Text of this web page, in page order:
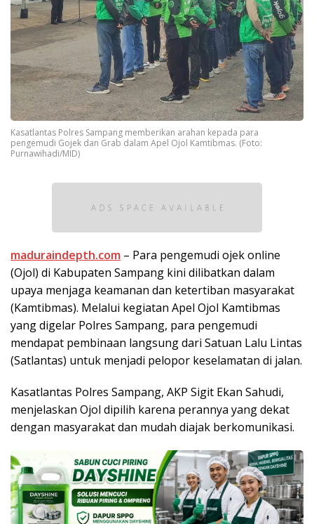
Kasatlantas Polres Sampang memberikan arahan kepada para
pengemudi Gojek dan Grab dalam Apel Ojol Kamtibmas. (Foto:
Purnawihadi/MID)
maduraindepth.com – Para pengemudi ojek online
(Ojol) di Kabupaten Sampang kini dilibatkan dalam
upaya menjaga keamanan dan ketertiban masyarakat
(Kamtibmas). Melalui kegiatan Apel Ojol Kamtibmas
yang digelar Polres Sampang, para pengemudi
mendapat pembinaan langsung dari Satuan Lalu Lintas
(Satlantas) untuk menjadi pelopor keselamatan di jalan.
Kasatlantas Polres Sampang, AKP Sigit Ekan Sahudi,
menjelaskan Ojol dipilih karena perannya yang dekat
dengan masyarakat dan mudah diajak berkomunikasi.